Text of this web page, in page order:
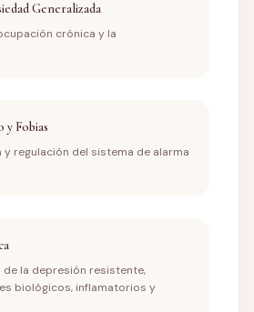
Generalizada
crónica y la
y Fobias
y regulación del sistema de alarma
la depresión resistente,
biológicos, inflamatorios y